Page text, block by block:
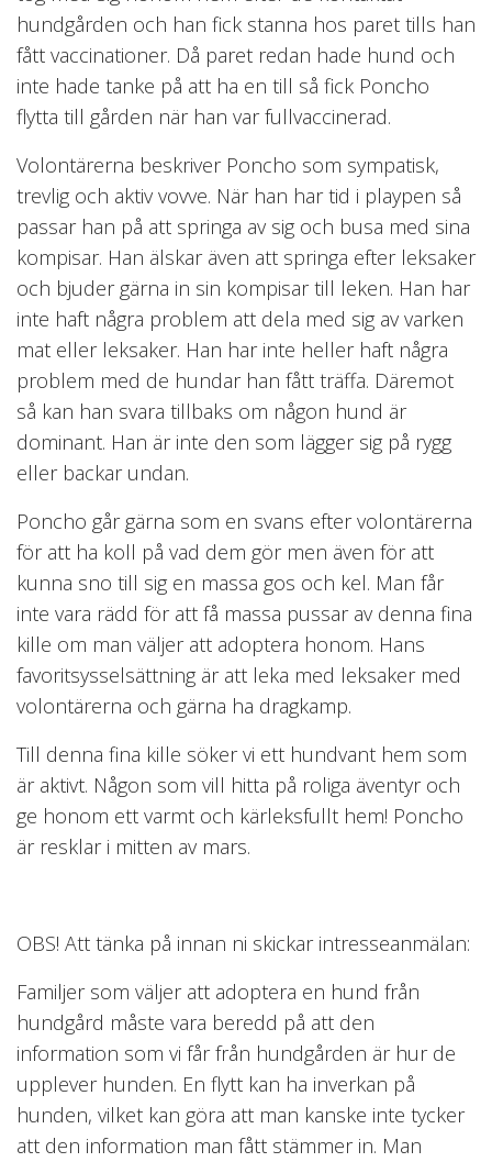
hundgården och han fick stanna hos paret tills han
fått vaccinationer. Då paret redan hade hund och
inte hade tanke på att ha en till så fick Poncho
flytta till gården när han var fullvaccinerad.
Volontärerna beskriver Poncho som sympatisk,
trevlig och aktiv vovve. När han har tid i playpen så
passar han på att springa av sig och busa med sina
kompisar. Han älskar även att springa efter leksaker
och bjuder gärna in sin kompisar till leken. Han har
inte haft några problem att dela med sig av varken
mat eller leksaker. Han har inte heller haft några
problem med de hundar han fått träffa. Däremot
så kan han svara tillbaks om någon hund är
dominant. Han är inte den som lägger sig på rygg
eller backar undan.
Poncho går gärna som en svans efter volontärerna
för att ha koll på vad dem gör men även för att
kunna sno till sig en massa gos och kel. Man får
inte vara rädd för att få massa pussar av denna fina
kille om man väljer att adoptera honom. Hans
favoritsysselsättning är att leka med leksaker med
volontärerna och gärna ha dragkamp.
Till denna fina kille söker vi ett hundvant hem som
är aktivt. Någon som vill hitta på roliga äventyr och
ge honom ett varmt och kärleksfullt hem! Poncho
är resklar i mitten av mars.
OBS! Att tänka på innan ni skickar intresseanmälan:
Familjer som väljer att adoptera en hund från
hundgård måste vara beredd på att den
information som vi får från hundgården är hur de
upplever hunden. En flytt kan ha inverkan på
hunden, vilket kan göra att man kanske inte tycker
att den information man fått stämmer in. Man